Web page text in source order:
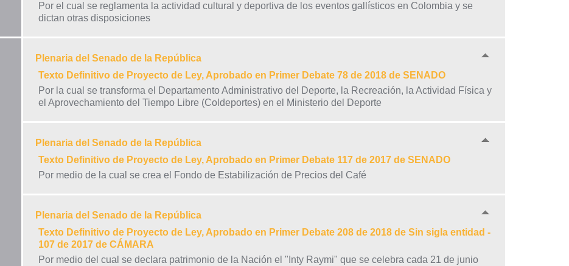
Por el cual se reglamenta la actividad cultural y deportiva de los eventos gallísticos en Colombia y se
dictan otras disposiciones
Plenaria del Senado de la República
Texto Definitivo de Proyecto de Ley, Aprobado en Primer Debate 78 de 2018 de SENADO
Por la cual se transforma el Departamento Administrativo del Deporte, la Recreación, la Actividad Física y
el Aprovechamiento del Tiempo Libre (Coldeportes) en el Ministerio del Deporte
Plenaria del Senado de la República
Texto Definitivo de Proyecto de Ley, Aprobado en Primer Debate 117 de 2017 de SENADO
Por medio de la cual se crea el Fondo de Estabilización de Precios del Café
Plenaria del Senado de la República
Texto Definitivo de Proyecto de Ley, Aprobado en Primer Debate 208 de 2018 de Sin sigla entidad -
107 de 2017 de CÁMARA
Por medio del cual se declara patrimonio de la Nación el "Inty Raymi" que se celebra cada 21 de junio